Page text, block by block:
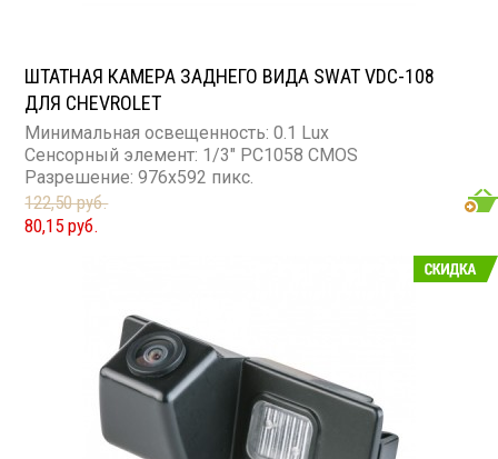
ШТАТНАЯ КАМЕРА ЗАДНЕГО ВИДА SWAT VDC-108
ДЛЯ CHEVROLET
Минимальная освещенность: 0.1 Lux
Сенсорный элемент: 1/3" PC1058 CMOS
Разрешение: 976x592 пикс.
122,50 руб.
80,15 руб.